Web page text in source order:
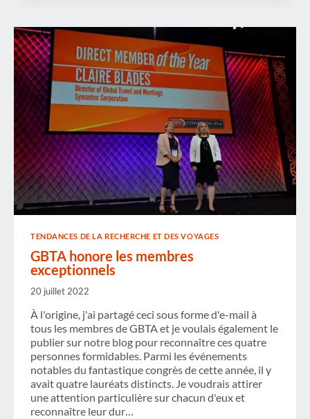
EXEMPLES
EXCEPTIONNELS
DE
DURABILITÉ
LORS
DE
LA
CONFÉRENCE
BERLIN
TENDANCES DE LA RECHERCHE ET DES VOYAGES
GBTA honore les membres
exceptionnels
20 juillet 2022
À l'origine, j'ai partagé ceci sous forme d'e-mail à
tous les membres de GBTA et je voulais également le
publier sur notre blog pour reconnaître ces quatre
personnes formidables. Parmi les événements
notables du fantastique congrès de cette année, il y
avait quatre lauréats distincts. Je voudrais attirer
une attention particulière sur chacun d'eux et
reconnaître leur dur…